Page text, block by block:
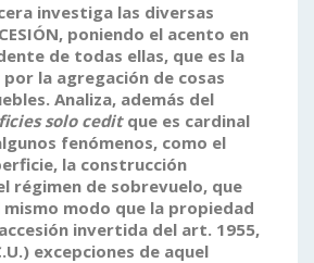
investiga las diversas
poniendo el acento en
de todas ellas, que es la
la agregación de cosas
Analiza, además del
solo ceditque es cardinal
fenómenos, como el
la construcción
régimen de sobrevuelo, que
modo que la propiedad
invertida del art. 1955,
excepciones de aquel